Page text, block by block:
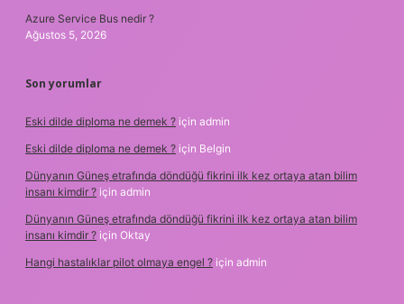
Azure Service Bus nedir ?
Ağustos 5, 2026
Son yorumlar
Eski dilde diploma ne demek ? için admin
Eski dilde diploma ne demek ? için Belgin
Dünyanın Güneş etrafında döndüğü fikrini ilk kez ortaya atan bilim
insanı kimdir ? için admin
Dünyanın Güneş etrafında döndüğü fikrini ilk kez ortaya atan bilim
insanı kimdir ? için Oktay
Hangi hastalıklar pilot olmaya engel ? için admin